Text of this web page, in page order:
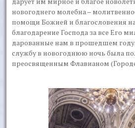
новогоднего молебна –
помощи Божией и благословения
благодарение Господа за все Его
дарованные нам в прошедшем
службу в новогоднюю ночь была
преосвященным Флавианом